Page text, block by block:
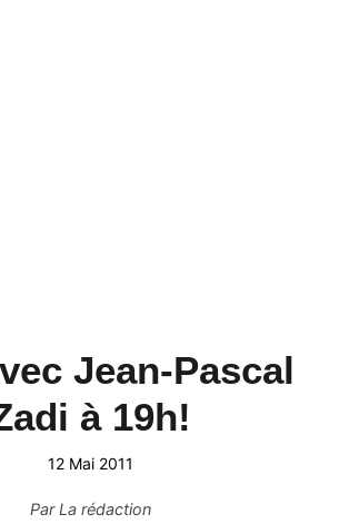
Jean-Pascal
à 19h!
12 Mai 2011
ParLa rédaction